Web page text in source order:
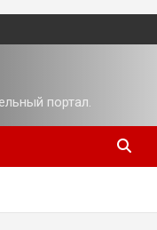
портал.